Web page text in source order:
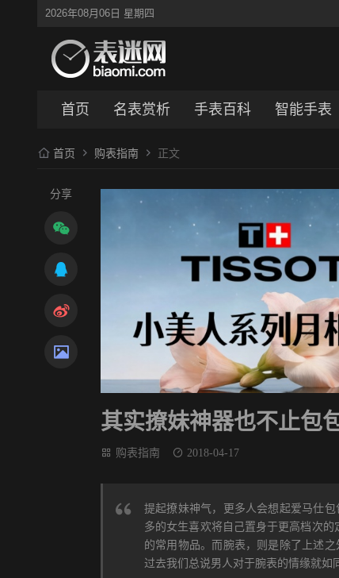
2026年08月06日 星期四
首页 名表赏析 手表百科 智能手表
首页 购表指南 正文
分享
其实撩妹神器也不止包
购表指南 2018-04-17
提起撩妹神气，更多人会想起爱马仕
多的女生喜欢将自己置身于更高档次
的常用物品。而腕表，则是除了上述
过去我们总说男人对于腕表的情缘就如